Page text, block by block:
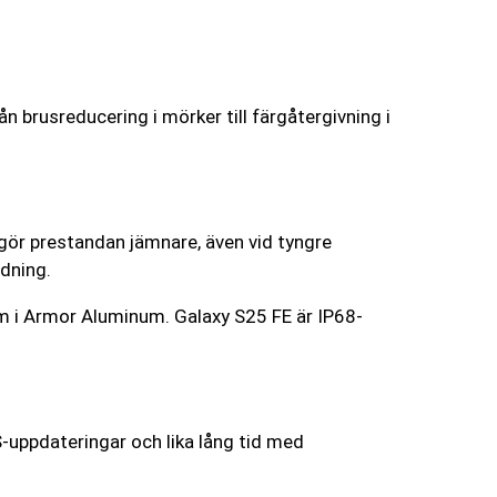
brusreducering i mörker till färgåtergivning i
prestandan jämnare, även vid tyngre
Armor Aluminum. Galaxy S25 FE är IP68-
uppdateringar och lika lång tid med